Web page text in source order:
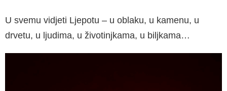
U svemu vidjeti Ljepotu – u oblaku, u kamenu, u
drvetu, u ljudima, u životinjkama, u biljka­ma…